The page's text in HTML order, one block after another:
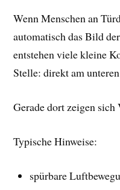
Wenn Menschen an
automatisch das Bild
entstehen viele kleine
Stelle: direkt am
Gerade dort zeigen sich
Typische Hinweise:
spürbare